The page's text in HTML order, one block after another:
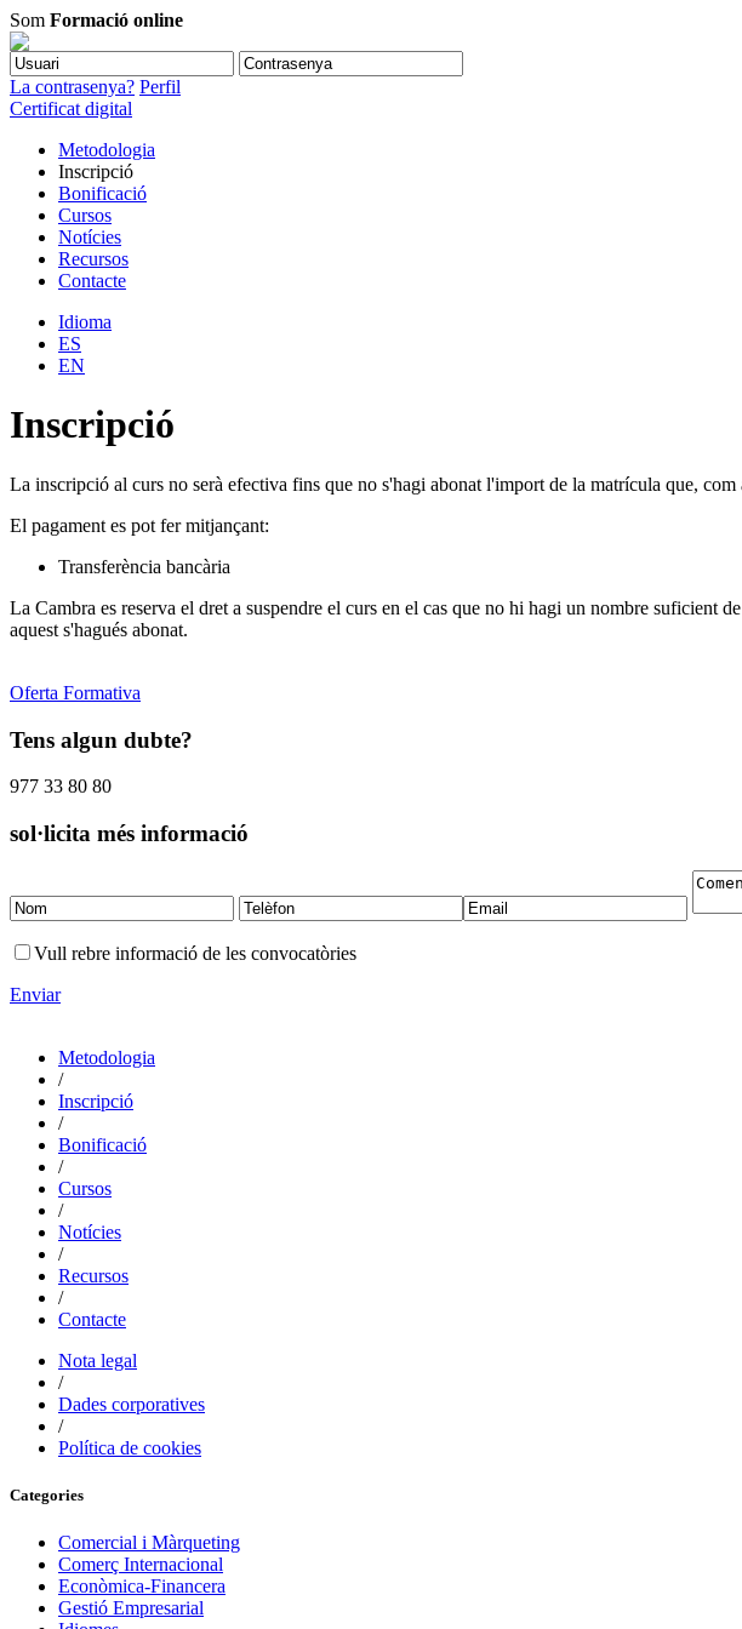
Som Formació online
La contrasenya? Perfil
Certificat digital
Metodologia
Inscripció
Bonificació
Cursos
Notícies
Recursos
Contacte
Idioma
ES
EN
Inscripció
La inscripció al curs no serà efectiva fins que no s'hagi abonat l'import de la matrícula que,
El pagament es pot fer mitjançant:
Transferència bancària
La Cambra es reserva el dret a suspendre el curs en el cas que no hi hagi un nombre suficient
aquest s'hagués abonat.
Oferta Formativa
Tens algun dubte?
977 33 80 80
sol·licita més informació
Vull rebre informació de les convocatòries
Enviar
Metodologia
/
Inscripció
/
Bonificació
/
Cursos
/
Notícies
/
Recursos
/
Contacte
Nota legal
/
Dades corporatives
/
Política de cookies
Categories
Comercial i Màrqueting
Comerç Internacional
Econòmica-Financera
Gestió Empresarial